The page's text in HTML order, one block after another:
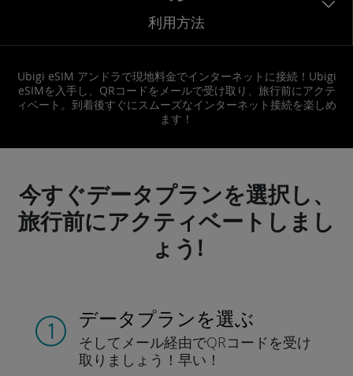
利用方法
Ubigi eSIM アンドラで現地料金でインターネットに接続！Ubigi
eSIMを入手し、QRコードをメールで受け取り、旅行前にアクテ
ィベート。到着後すぐにスムーズなインターネット接続を楽しめ
ます！
今すぐデータプランを選択し、
旅行前にアクティベートしまし
ょう!
データプランを選ぶ
そしてメール経由でQRコードを受け
取りましょう！早い！